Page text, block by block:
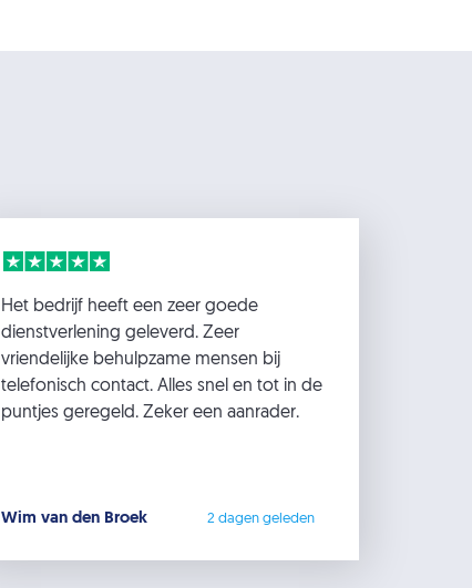
Het bedrijf heeft een zeer goede
dienstverlening geleverd. Zeer
vriendelijke behulpzame mensen bij
telefonisch contact. Alles snel en tot in de
puntjes geregeld. Zeker een aanrader.
Wim van den Broek 2 dagen geleden